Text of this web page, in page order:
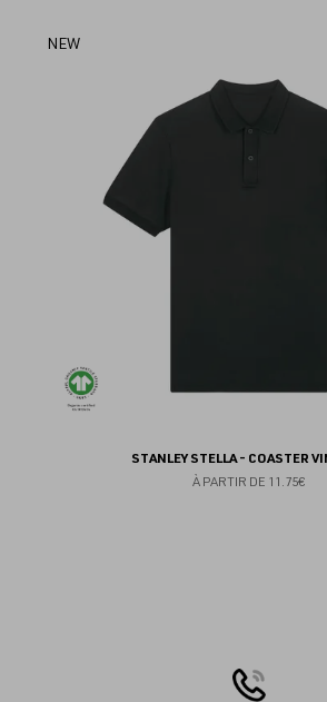
NEW
STANLEY STELLA - COASTER
À PARTIR DE 11.75€